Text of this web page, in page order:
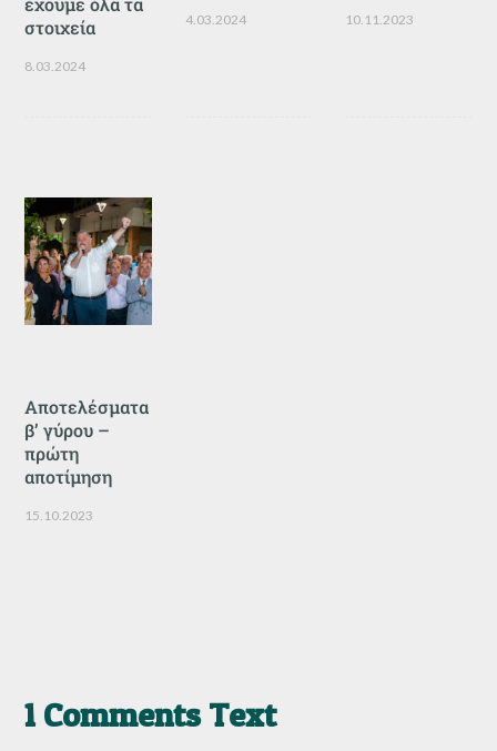
στοιχεία
8.03.2024
4.03.2024 10.11.2023
Αποτελέσματα
β’ γύρου –
πρώτη
αποτίμηση
15.10.2023
1 Comments Text